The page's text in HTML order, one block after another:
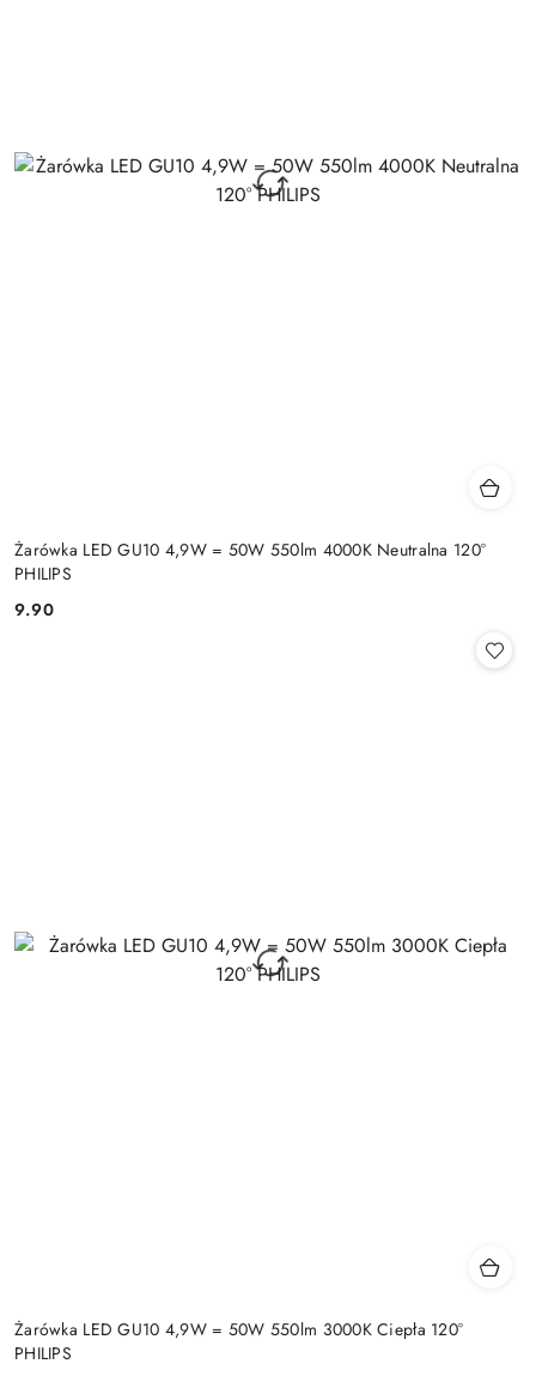
Żarówka LED GU10 4,9W = 50W 550lm 4000K Neutralna 120°
PHILIPS
Cena:
9.90
Żarówka LED GU10 4,9W = 50W 550lm 3000K Ciepła 120°
PHILIPS